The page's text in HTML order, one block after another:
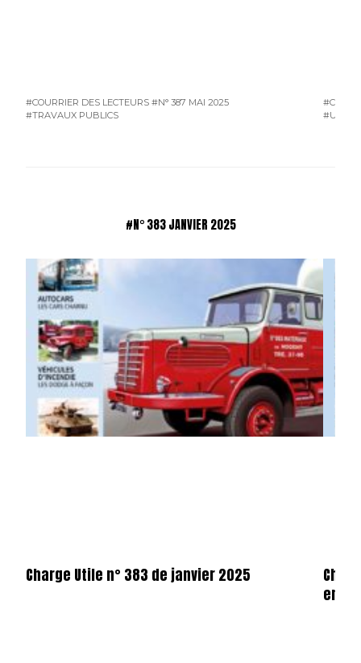
#COURRIER DES LECTEURS #N° 387 MAI 2025
#TRAVAUX PUBLICS
#N° 383 JANVIER 2025
Charge Utile n° 383 de janvier 2025
en